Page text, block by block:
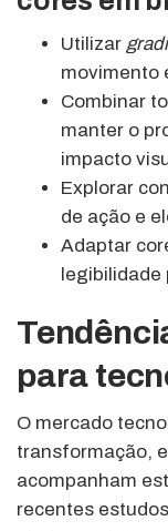
Utilizar
movimento
Combinar
manter o
impacto
Explorar
de ação e
Adaptar
legibilidade
para
O mercado
transformação,
acompanham
recentes